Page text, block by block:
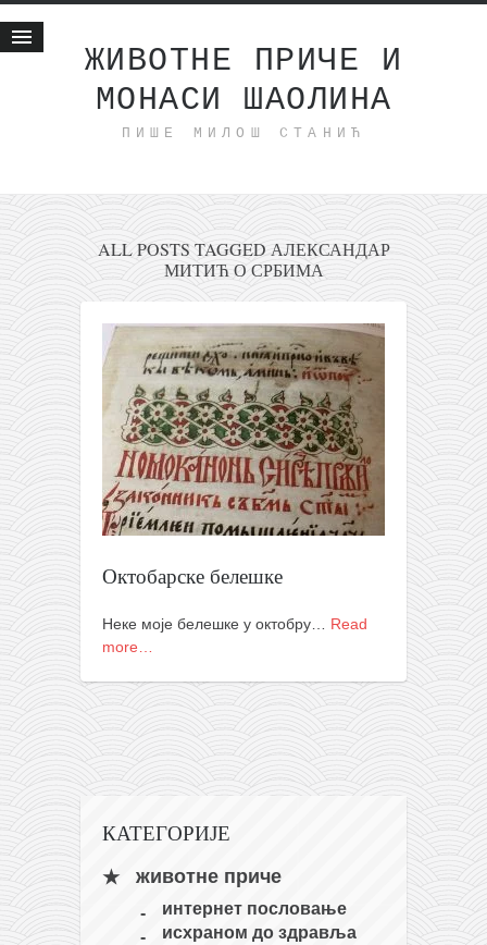
ЖИВОТНЕ ПРИЧЕ И
МОНАСИ ШАОЛИНА
ПИШЕ МИЛОШ СТАНИЋ
Животне приче
интернет пословање
исхраном до здравља
мој хаику
бонус садржај
светлопис
законоправило
духовни отац
православље
забрањена историја
ћирилица
породичне приче
прота Воја
календар српски
азбуки и књиге
Окинава карате
историја каратеа
ALL POSTS TAGGED АЛЕКСАНДАР
МИТИЋ О СРБИМА
Октобарске белешке
Неке моје белешке у октобру… Read
more…
КАТЕГОРИЈЕ
животне приче
интернет пословање
исхраном до здравља